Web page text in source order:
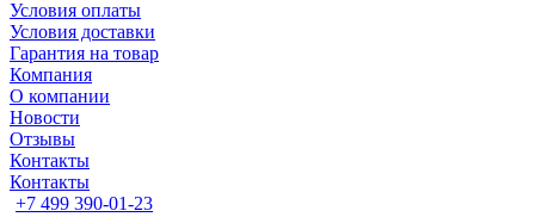
Условия оплаты
Условия доставки
Гарантия на товар
Компания
О компании
Новости
Отзывы
Контакты
Контакты
+7 499 390-01-23